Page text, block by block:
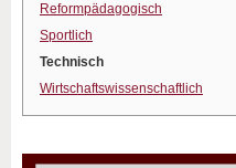
Reformpädagogisch
Sportlich
Technisch
Wirtschaftswissenschaftlich